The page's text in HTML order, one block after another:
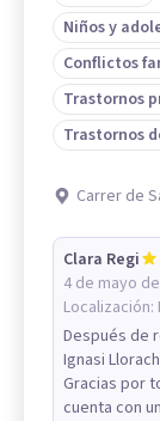
Niños y
Conflictos
Trastornos
Trastornos
Carrer de
Clara Regi
4 de mayo
Localización:
Después de
Ignasi
Gracias por
cuenta con